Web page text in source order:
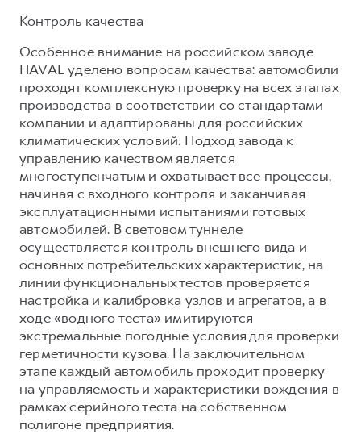
Контроль качества
Особенное внимание на российском заводе
HAVAL уделено вопросам качества: автомобили
проходят комплексную проверку на всех этапах
производства в соответствии со стандартами
компании и адаптированы для российских
климатических условий. Подход завода к
управлению качеством является
многоступенчатым и охватывает все процессы,
начиная с входного контроля и заканчивая
эксплуатационными испытаниями готовых
автомобилей. В световом туннеле
осуществляется контроль внешнего вида и
основных потребительских характеристик, на
линии функциональных тестов проверяется
настройка и калибровка узлов и агрегатов, а в
ходе «водного теста» имитируются
экстремальные погодные условия для проверки
герметичности кузова. На заключительном
этапе каждый автомобиль проходит проверку
на управляемость и характеристики вождения в
рамках серийного теста на собственном
полигоне предприятия.